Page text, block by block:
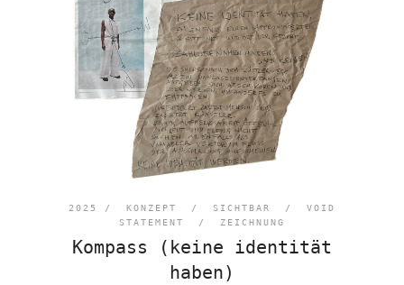
2025 / KONZEPT / SICHTBAR / VOID
STATEMENT
/ ZEICHNUNG
Kompass (keine identität
haben)